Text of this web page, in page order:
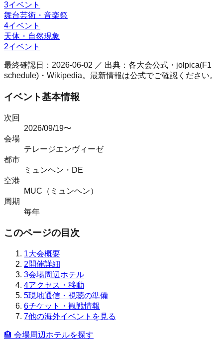
3イベント
舞台芸術・音楽祭
4イベント
天体・自然現象
2イベント
最終確認日： 2026-06-02 ／ 出典：各大会公式・jolpica(F1
schedule)・Wikipedia。最新情報は公式でご確認ください。
イベント基本情報
次回
2026/09/19〜
会場
テレージエンヴィーゼ
都市
ミュンヘン ・ DE
空港
MUC（ミュンヘン）
周期
毎年
このページの目次
1大会概要
2開催詳細
3会場周辺ホテル
4アクセス・移動
5現地通信・視聴の準備
6チケット・観戦情報
7他の海外イベントを見る
🏨 会場周辺ホテルを探す